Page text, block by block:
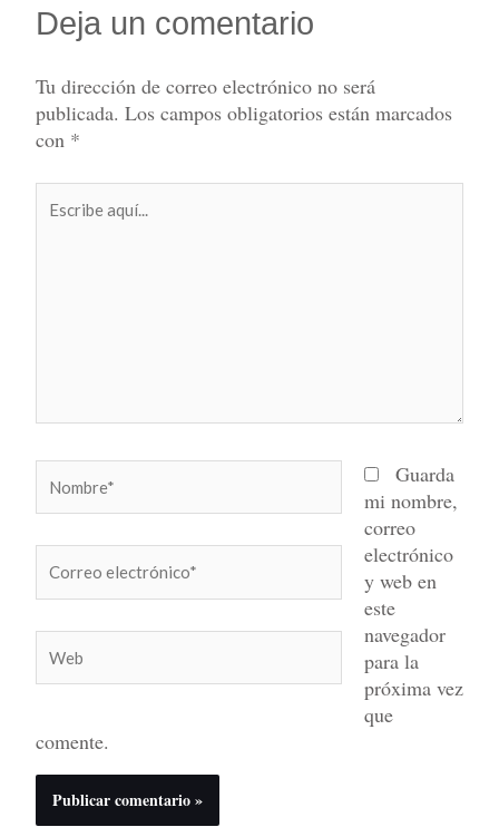
Deja un comentario
Tu dirección de correo electrónico no será
publicada. Los campos obligatorios están marcados
con *
aquí...
electrónico*
Guarda
mi nombre,
correo
electrónico
y web en
este
navegador
para la
próxima vez
que
comente.